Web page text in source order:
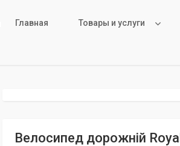
Главная Товары и услуги
Велосипед дорожній